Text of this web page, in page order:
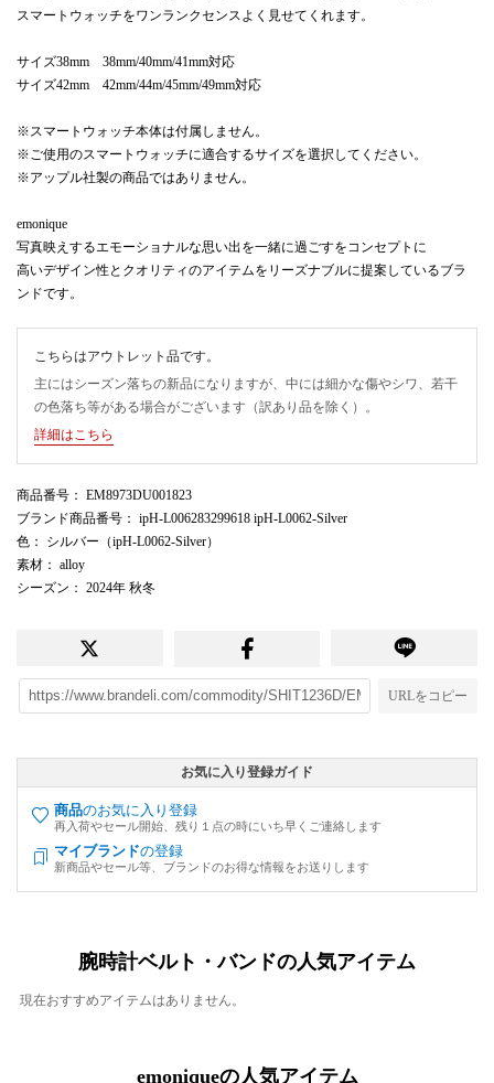
スマートウォッチをワンランクセンスよく見せてくれます。
サイズ38mm 38mm/40mm/41mm対応
サイズ42mm 42mm/44m/45mm/49mm対応
※スマートウォッチ本体は付属しません。
※ご使用のスマートウォッチに適合するサイズを選択してください。
※アップル社製の商品ではありません。
emonique
写真映えするエモーショナルな思い出を一緒に過ごすをコンセプトに
高いデザイン性とクオリティのアイテムをリーズナブルに提案しているブラ
ンドです。
こちらはアウトレット品です。
主にはシーズン落ちの新品になりますが、中には細かな傷やシワ、若干
の色落ち等がある場合がございます（訳あり品を除く）。
詳細はこちら
商品番号 ： EM8973DU001823
ブランド商品番号 ： ipH-L006283299618 ipH-L0062-Silver
色 ： シルバー（ipH-L0062-Silver）
素材 ： alloy
シーズン ： 2024年 秋冬
URLをコピー
お気に入り登録ガイド
商品のお気に入り登録
再入荷やセール開始、残り１点の時にいち早くご連絡します
マイブランドの登録
新商品やセール等、ブランドのお得な情報をお送りします
腕時計ベルト・バンドの人気アイテム
現在おすすめアイテムはありません。
emoniqueの人気アイテム